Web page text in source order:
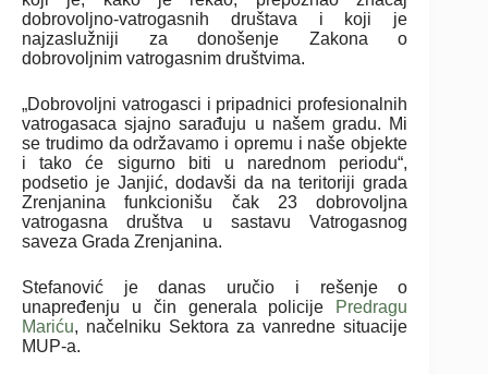
dobrovoljno-vatrogasnih društava i koji je
najzaslužniji za donošenje Zakona o
dobrovoljnim vatrogasnim društvima.
„Dobrovoljni vatrogasci i pripadnici profesionalnih
vatrogasaca sjajno sarađuju u našem gradu. Mi
se trudimo da održavamo i opremu i naše objekte
i tako će sigurno biti u narednom periodu“,
podsetio je Janjić, dodavši da na teritoriji grada
Zrenjanina funkcionišu čak 23 dobrovoljna
vatrogasna društva u sastavu Vatrogasnog
saveza Grada Zrenjanina.
Stefanović je danas uručio i rešenje o
unapređenju u čin generala policije
Predragu
Mariću, načelniku Sektora za vanredne situacije
MUP-a.